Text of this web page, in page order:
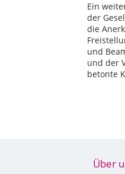
Ein
der
die
und
und der
betonte
Über